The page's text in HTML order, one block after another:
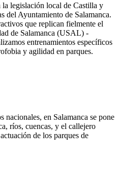
la legislación local de Castilla y
del Ayuntamiento de Salamanca.
que replican fielmente el
de Salamanca (USAL) -
entrenamientos específicos
y agilidad en parques.
nacionales, en Salamanca se pone
ríos, cuencas, y el callejero
de los parques de